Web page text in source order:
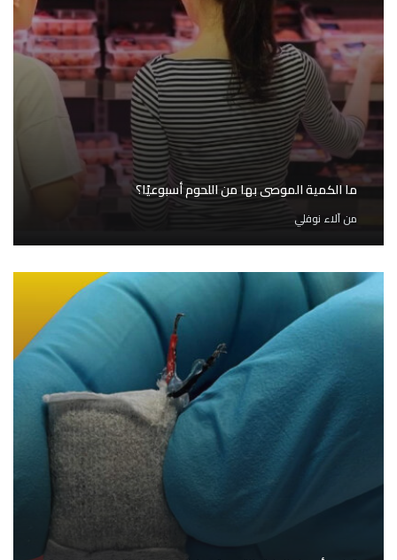
ما الكمية الموصى بها من اللحوم أسبوعيًا؟
منآلاء نوفلي